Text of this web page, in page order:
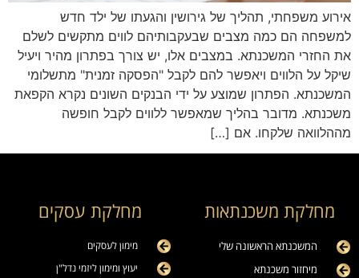
אירוע משפחתי, תהליך של גירושין והגעתו של ילד חדש
למשפחה הם כמה מצבים שבעקבותיהם לווים מתקשים לשלם
את החזרי המשכנתא. במצבים אלו, יש צורך בפתרון מהיר ויעיל
שיקל על הלווים ויאפשר להם לקבל "הפסקה זמנית" מתשלומי
המשכנתא. הפתרון שמוצע על ידי הבנקים השונים נקרא הקפאת
משכנתא. מדובר בהליך שמאפשר ללווים לקבל חופשה
מההלוואה שלקחו. אם […]
מחלקת משכנתאות
המשכנתא הראשונה שלי
מיחזור משכנתא
מחלקת עסקים
מימון לעסקים
יעוץ ומימון ליזמי נדל"ן